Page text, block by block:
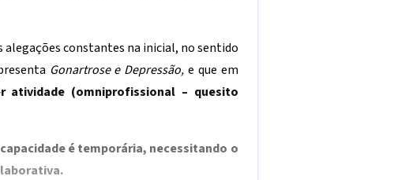
alegações constantes na inicial, no sentido
Gonartrose e Depressão, e que em
atividade (omniprofissional – quesito
é temporária, necessitando o